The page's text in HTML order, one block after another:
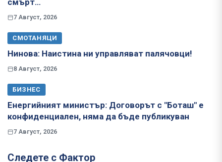
смърт…
7 Август, 2026
СМОТАНЯЦИ
Нинова: Наистина ни управляват палячовци!
8 Август, 2026
БИЗНЕС
Енергийният министър: Договорът с "Боташ" е
конфиденциален, няма да бъде публикуван
7 Август, 2026
Следете с Фактор